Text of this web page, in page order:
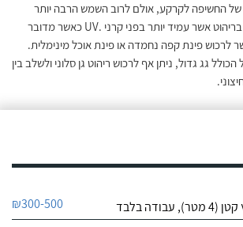
של החשיפה לקרקע, אולם לרוב השמש הרבה יותר
חזקה ולכן יש לבחור בריהוט אשר עמיד יותר בפני קרני .UV כאשר מדובר
פינת קפה נחמדה או פינת אוכל מינימלית.
גג גדול, ניתן אף לרכוש ריהוט גן סלוני ולשלב בין
בלבד ₪300-500